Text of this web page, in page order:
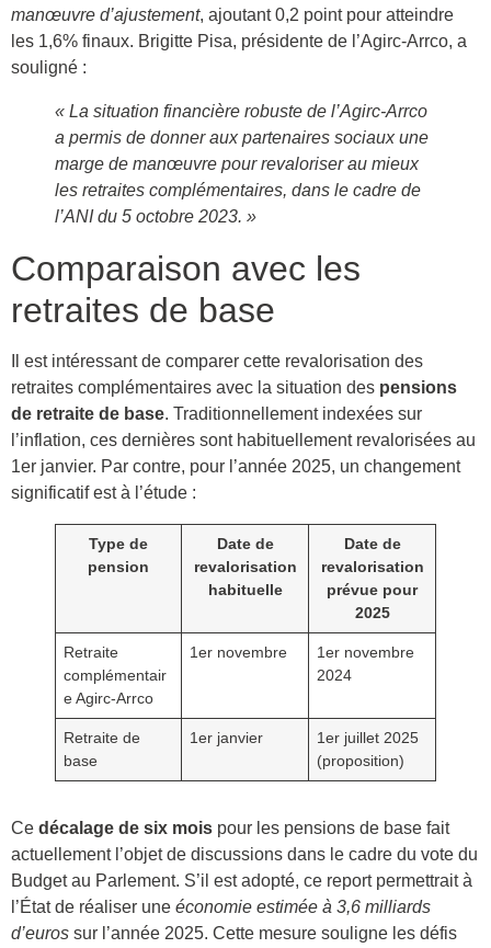
manœuvre d’ajustement, ajoutant 0,2 point pour atteindre
les 1,6% finaux. Brigitte Pisa, présidente de l’Agirc-Arrco, a
souligné :
« La situation financière robuste de l’Agirc-Arrco
a permis de donner aux partenaires sociaux une
marge de manœuvre pour revaloriser au mieux
les retraites complémentaires, dans le cadre de
l’ANI du 5 octobre 2023. »
Comparaison avec les
retraites de base
Il est intéressant de comparer cette revalorisation des
retraites complémentaires avec la situation des pensions
de retraite de base. Traditionnellement indexées sur
l’inflation, ces dernières sont habituellement revalorisées au
1er janvier. Par contre, pour l’année 2025, un changement
significatif est à l’étude :
Type de
pension
Date de
revalorisation
habituelle
Date de
revalorisation
prévue pour
2025
Retraite
complémentair
e Agirc-Arrco
1er novembre
1er novembre
2024
Retraite de
base
1er janvier
1er juillet 2025
(proposition)
Ce décalage de six mois pour les pensions de base fait
actuellement l’objet de discussions dans le cadre du vote du
Budget au Parlement. S’il est adopté, ce report permettrait à
l’État de réaliser une économie estimée à 3,6 milliards
d’euros sur l’année 2025. Cette mesure souligne les défis